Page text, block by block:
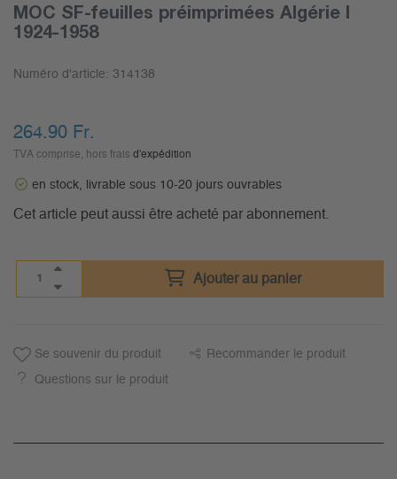
MOC SF-feuilles préimprimées Algérie I
1924-1958
Numéro d'article: 314138
264.90 Fr.
TVA comprise, hors frais d'expédition
en stock, livrable sous 10-20 jours ouvrables
Cet article peut aussi être acheté par abonnement.
Ajouter au panier
Se souvenir du produit Recommander le produit
Questions sur le produit